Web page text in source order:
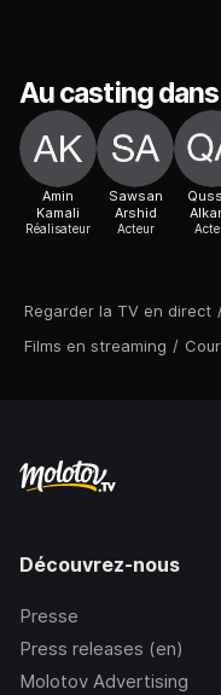
Regarder la TV en direct
Films en streaming /
Au casting
Amin
Kamali
Réalisateur
Sawsan
Arshid
Acteur
Découvrez-nous
Presse
Press releases (en)
Molotov Advertising